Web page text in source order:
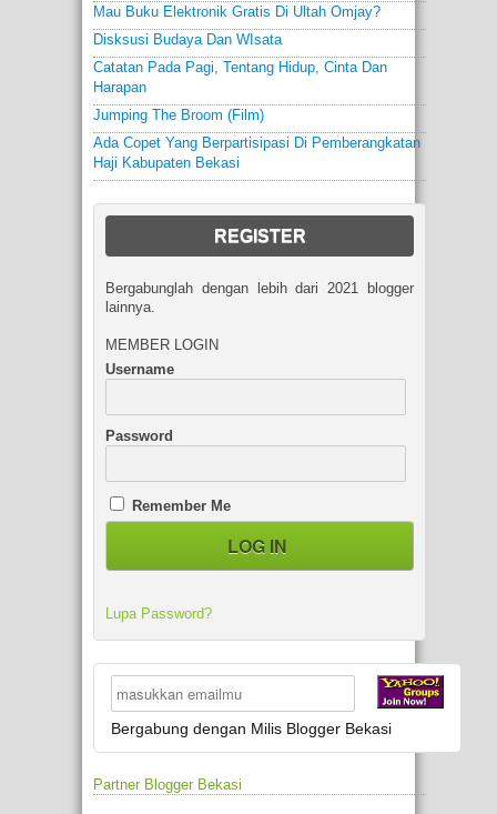
Mau Buku Elektronik Gratis Di Ultah Omjay?
Disksusi Budaya Dan WIsata
Catatan Pada Pagi, Tentang Hidup, Cinta Dan
Harapan
Jumping The Broom (film)
Ada Copet Yang Berpartisipasi Di Pemberangkatan
Haji Kabupaten Bekasi
REGISTER
Bergabunglah dengan lebih dari 2021 blogger
lainnya.
MEMBER LOGIN
Username
Password
Remember Me
Lupa Password?
Bergabung dengan Milis Blogger Bekasi
Partner Blogger Bekasi